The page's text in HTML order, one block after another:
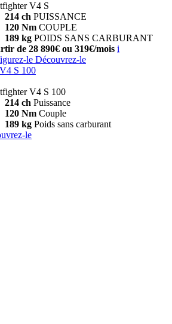
V4 S
214 ch PUISSANCE
120 Nm COUPLE
189 kg POIDS SANS CARBURANT
de 28 890€ ou 319€/mois i
le Découvrez-le
V4 S 100
V4 S 100
214 ch Puissance
120 Nm Couple
189 kg Poids sans carburant
le